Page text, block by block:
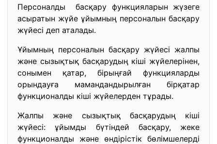
Персоналды басқару функцияларын жүзеге
асыратын жүйе ұйымның персоналын басқару
жүйесі деп аталады.
Ұйымның персоналын басқару жүйесі жалпы
және сызықтық басқарудың кіші жүйелерінен,
сонымен қатар, бірыңғай функцияларды
орындауға мамандандырылған бірқатар
функционалды кіші жүйелерден тұрады.
Жалпы және сызықтық басқарудың кіші
жүйесі: ұйымды бүтіндей басқару, жеке
функционалды және өндірістік бөлімшелерді